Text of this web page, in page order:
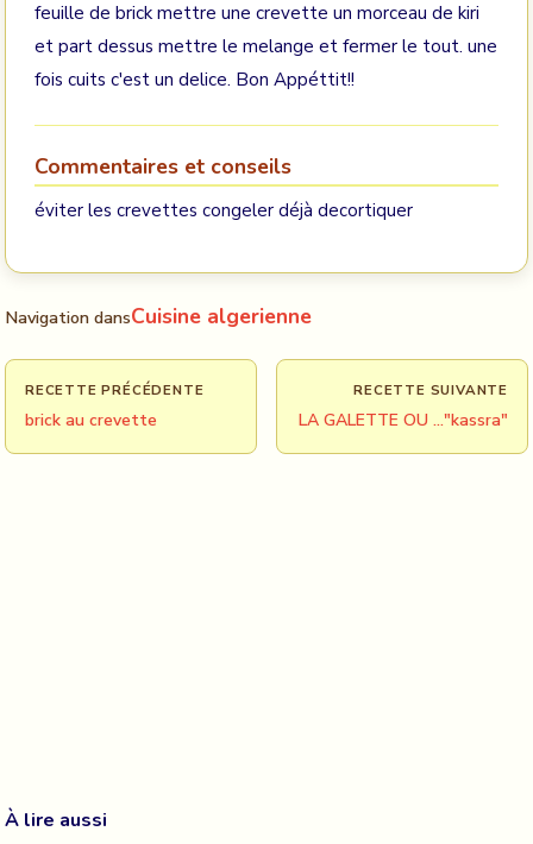
feuille de brick mettre une crevette un morceau de kiri
et part dessus mettre le melange et fermer le tout. une
fois cuits c'est un delice. Bon Appéttit!!
Commentaires et conseils
éviter les crevettes congeler déjà decortiquer
Navigation dansCuisine algerienne
RECETTE PRÉCÉDENTE
brick au crevette
RECETTE SUIVANTE
LA GALETTE OU ..."kassra"
À lire aussi